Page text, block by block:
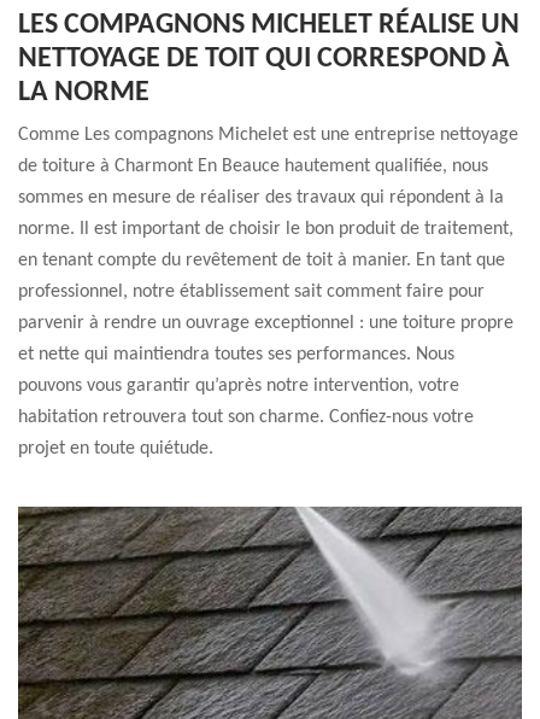
LES COMPAGNONS MICHELET RÉALISE UN
NETTOYAGE DE TOIT QUI CORRESPOND À
LA NORME
Comme Les compagnons Michelet est une entreprise nettoyage
de toiture à Charmont En Beauce hautement qualifiée, nous
sommes en mesure de réaliser des travaux qui répondent à la
norme. Il est important de choisir le bon produit de traitement,
en tenant compte du revêtement de toit à manier. En tant que
professionnel, notre établissement sait comment faire pour
parvenir à rendre un ouvrage exceptionnel : une toiture propre
et nette qui maintiendra toutes ses performances. Nous
pouvons vous garantir qu’après notre intervention, votre
habitation retrouvera tout son charme. Confiez-nous votre
projet en toute quiétude.